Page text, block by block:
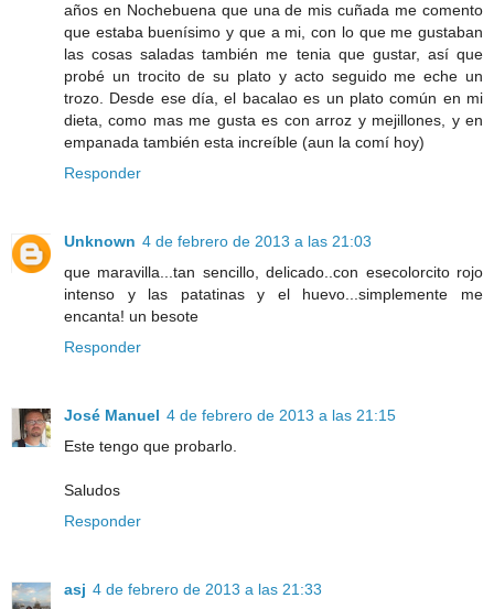
años en Nochebuena que una de mis cuñada me comento
que estaba buenísimo y que a mi, con lo que me gustaban
las cosas saladas también me tenia que gustar, así que
probé un trocito de su plato y acto seguido me eche un
trozo. Desde ese día, el bacalao es un plato común en mi
dieta, como mas me gusta es con arroz y mejillones, y en
empanada también esta increíble (aun la comí hoy)
Responder
Unknown 4 de febrero de 2013 a las 21:03
que maravilla...tan sencillo, delicado..con esecolorcito rojo
intenso y las patatinas y el huevo...simplemente me
encanta! un besote
Responder
José Manuel 4 de febrero de 2013 a las 21:15
Este tengo que probarlo.
Saludos
Responder
asj 4 de febrero de 2013 a las 21:33